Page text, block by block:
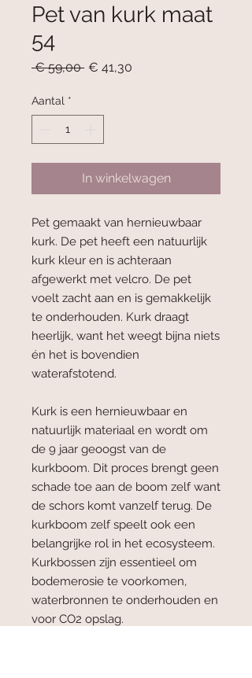
Pet van kurk maat
54
€ 59,00 Normale
€ 41,30
Aantal *
In winkelwagen
Pet gemaakt van hernieuwbaar
kurk. De pet heeft een natuurlijk
kurk kleur en is achteraan
afgewerkt met velcro. De pet
voelt zacht aan en is gemakkelijk
te onderhouden. Kurk draagt
heerlijk, want het weegt bijna niets
én het is bovendien
waterafstotend.
Kurk is een hernieuwbaar en
natuurlijk materiaal en wordt om
de 9 jaar geoogst van de
kurkboom. Dit proces brengt geen
schade toe aan de boom zelf want
de schors komt vanzelf terug. De
kurkboom zelf speelt ook een
belangrijke rol in het ecosysteem.
Kurkbossen zijn essentieel om
bodemerosie te voorkomen,
waterbronnen te onderhouden en
voor CO2 opslag.